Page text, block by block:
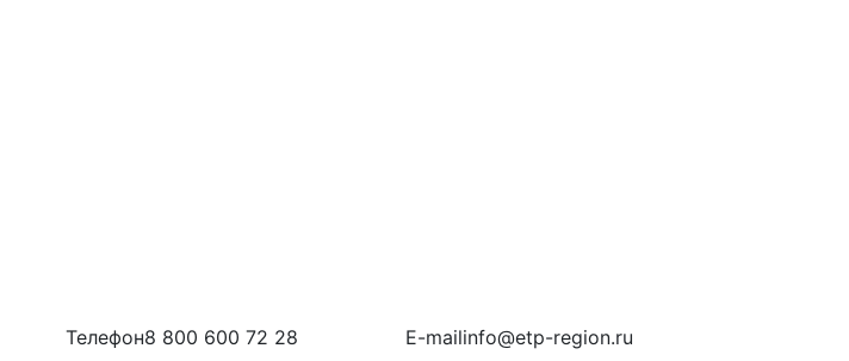
Телефон8 800 600 72 28 E-mailinfo@etp-region.ru